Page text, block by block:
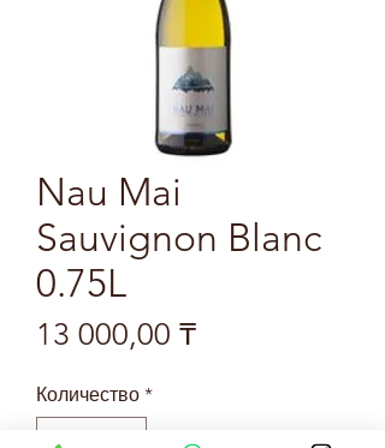
Nau Mai
Sauvignon Blanc
0.75L
13 000,00 ₸Цена
Количество *